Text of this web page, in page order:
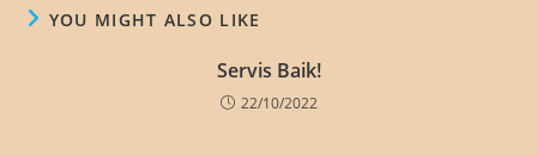
YOU MIGHT ALSO LIKE
Servis Baik!
22/10/2022